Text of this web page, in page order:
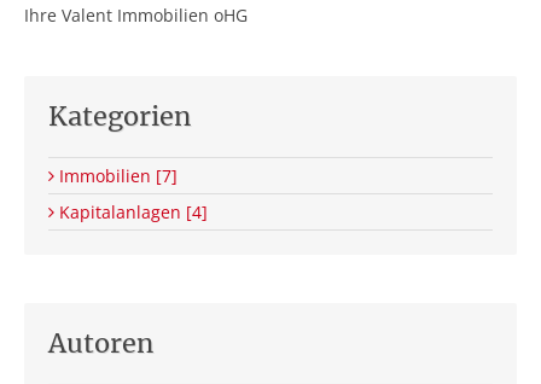
Ihre Valent Immobilien oHG
Kategorien
Immobilien [7]
Kapitalanlagen [4]
Autoren